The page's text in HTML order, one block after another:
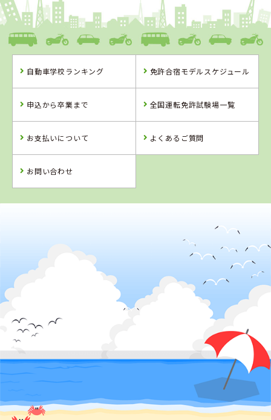
福島県
タイヘイドライバーズスクール
詳 細 予 約
詳 細 予 約
バーズスクール
予 約
自動車学校ランキング 免許合宿モデルスケジュール
申込から卒業まで 全国運転免許試験場一覧
お支払いについて よくあるご質問
お問い合わせ